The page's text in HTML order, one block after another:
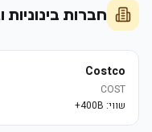
חברות בינוניות
Costco
COST
שווי: 400B+